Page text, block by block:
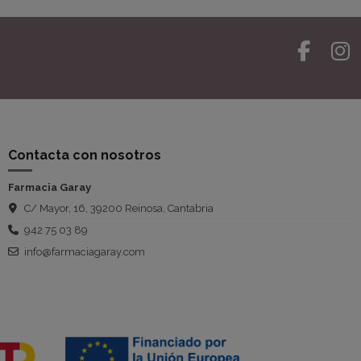
Contacta con nosotros
Farmacia Garay
C/ Mayor, 16, 39200 Reinosa, Cantabria
942 75 03 89
info@farmaciagaray.com